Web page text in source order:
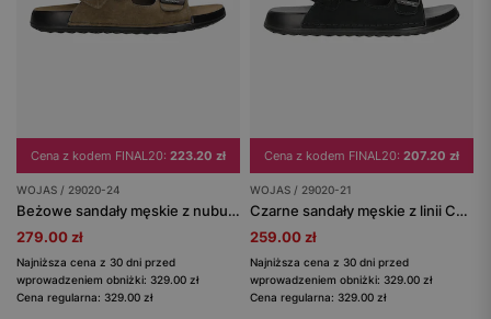
Cena z kodem FINAL20: 223.20 zł
WOJAS / 29020-24
Beżowe sandały męskie z nubuku z linii Comfort
279.00 zł
Najniższa cena z 30 dni przed
wprowadzeniem obniżki: 329.00 zł
Cena regularna: 329.00 zł
Cena z kodem FINAL20: 207.20 zł
WOJAS / 29020-21
Czarne sandały męskie z linii Comfort
259.00 zł
Najniższa cena z 30 dni przed
wprowadzeniem obniżki: 329.00 zł
Cena regularna: 329.00 zł